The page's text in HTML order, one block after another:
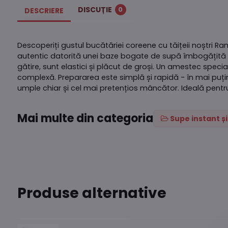
DESCRIERE DISCUȚIE 0
Descoperiți gustul bucătăriei coreene cu tăițeii noștri
autentic datorită unei baze bogate de supă
gătire, sunt elastici și plăcut de groși. Un amestec
complexă. Prepararea este simplă și rapidă - în mai
umple chiar și cel mai pretențios mâncător. Ideală
Mai multe din categoria Supe instant
Produse alternative